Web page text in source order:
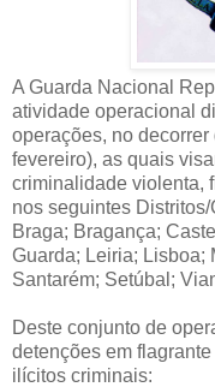
A Guarda Nacional
atividade operacional
operações, no
fevereiro), as quais
criminalidade violenta,
nos seguintes
Braga; Bragança;
Guarda; Leiria; Lisboa;
Santarém; Setúbal;
Deste conjunto de
detenções em
ilícitos criminais: